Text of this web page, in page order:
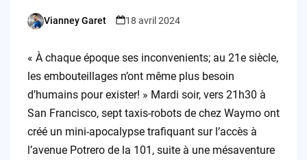
Posted
Vianney Garet 18 avril 2024
« À chaque époque ses inconvenients; au 21e siècle,
les embouteillages n’ont même plus besoin
d’humains pour exister! » Mardi soir, vers 21h30 à
San Francisco, sept taxis-robots de chez Waymo ont
créé un mini-apocalypse trafiquant sur l’accès à
l’avenue Potrero de la 101, suite à une mésaventure